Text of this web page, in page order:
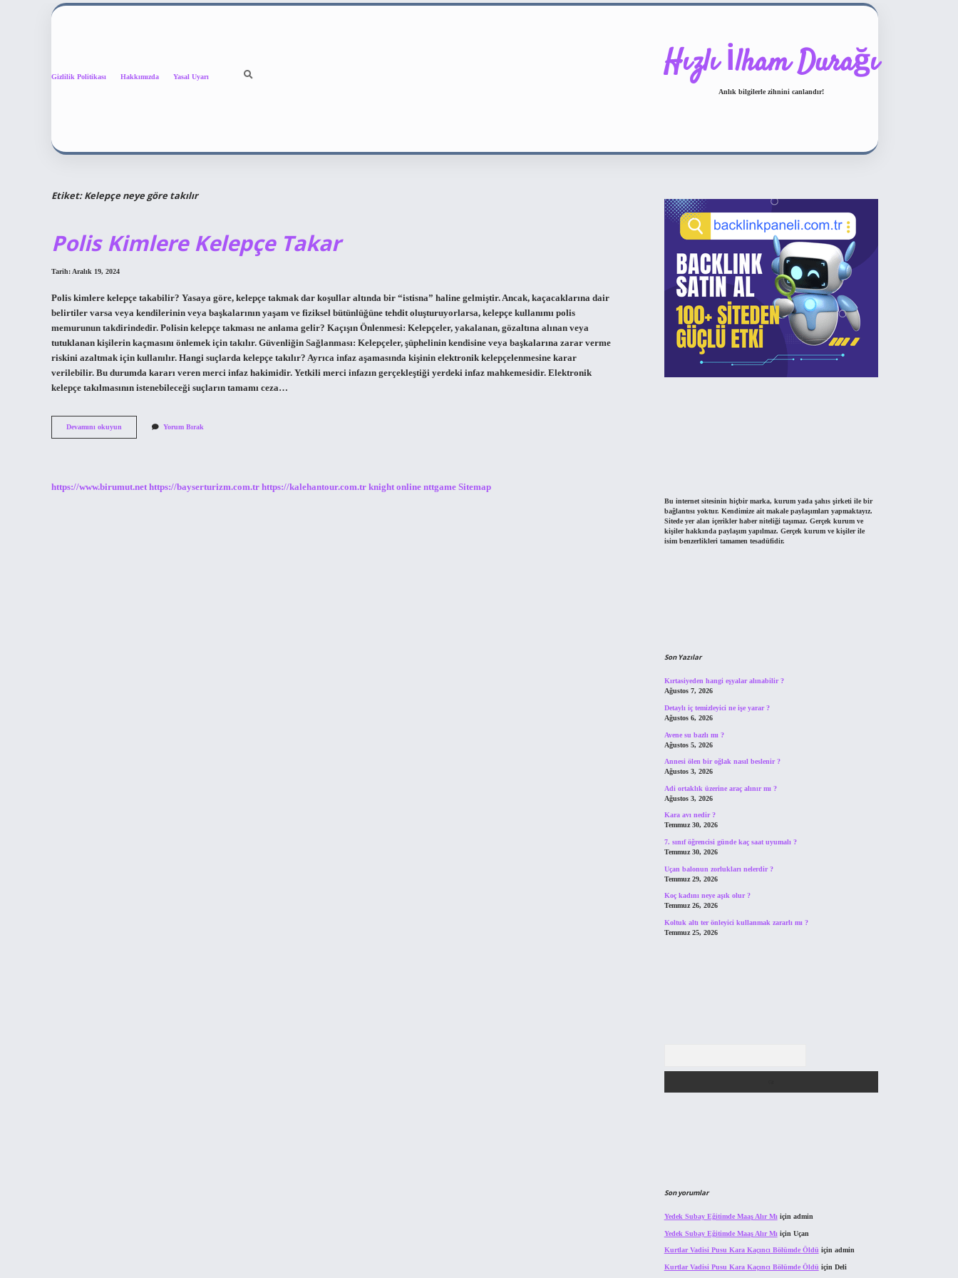
Gizlilik Politikası Hakkımızda Yasal Uyarı Hızlı İlham Durağı
Anlık bilgilerle zihnini canlandır!
Etiket:Kelepçe neye göre takılır
Polis Kimlere Kelepçe Takar
Tarih: Aralık 19, 2024
Polis kimlere kelepçe takabilir? Yasaya göre, kelepçe takmak dar koşullar altında bir “istisna” haline gelmiştir. Ancak, kaçacaklarına dair
belirtiler varsa veya kendilerinin veya başkalarının yaşam ve fiziksel bütünlüğüne tehdit oluşturuyorlarsa, kelepçe kullanımı polis
memurunun takdirindedir. Polisin kelepçe takması ne anlama gelir? Kaçışın Önlenmesi: Kelepçeler, yakalanan, gözaltına alınan veya
tutuklanan kişilerin kaçmasını önlemek için takılır. Güvenliğin Sağlanması: Kelepçeler, şüphelinin kendisine veya başkalarına zarar verme
riskini azaltmak için kullanılır. Hangi suçlarda kelepçe takılır? Ayrıca infaz aşamasında kişinin elektronik kelepçelenmesine karar
verilebilir. Bu durumda kararı veren merci infaz hakimidir. Yetkili merci infazın gerçekleştiği yerdeki infaz mahkemesidir. Elektronik
kelepçe takılmasının istenebileceği suçların tamamı ceza…
Devamını okuyun
Kimlere
Yorum Bırak
https://www.birumut.net https://bayserturizm.com.tr https://kalehantour.com.tr knight online nttgame Sitemap
Bu internet sitesinin hiçbir marka, kurum yada şahıs şirketi ile bir
bağlantısı yoktur. Kendimize ait makale paylaşımları yapmaktayız.
Sitede yer alan içerikler haber niteliği taşımaz. Gerçek kurum ve
kişiler hakkında paylaşım yapılmaz. Gerçek kurum ve kişiler ile
isim benzerlikleri tamamen tesadüfidir.
Son Yazılar
Kırtasiyeden hangi eşyalar alınabilir ?
Ağustos 7, 2026
Detaylı iç temizleyici ne işe yarar ?
Ağustos 6, 2026
Avene su bazlı mı ?
Ağustos 5, 2026
Annesi ölen bir oğlak nasıl beslenir ?
Ağustos 3, 2026
Adi ortaklık üzerine araç alınır mı ?
Ağustos 3, 2026
Kara avı nedir ?
Temmuz 30, 2026
7. sınıf öğrencisi günde kaç saat uyumalı ?
Temmuz 30, 2026
Uçan balonun zorlukları nelerdir ?
Temmuz 29, 2026
Koç kadını neye aşık olur ?
Temmuz 26, 2026
Koltuk altı ter önleyici kullanmak zararlı mı ?
Temmuz 25, 2026
Son yorumlar
Yedek Subay Eğitimde Maaş Alır Mı için admin
Yedek Subay Eğitimde Maaş Alır Mı için Uçan
Kurtlar Vadisi Pusu Kara Kaçıncı Bölümde Öldü için admin
Kurtlar Vadisi Pusu Kara Kaçıncı Bölümde Öldü için Deli